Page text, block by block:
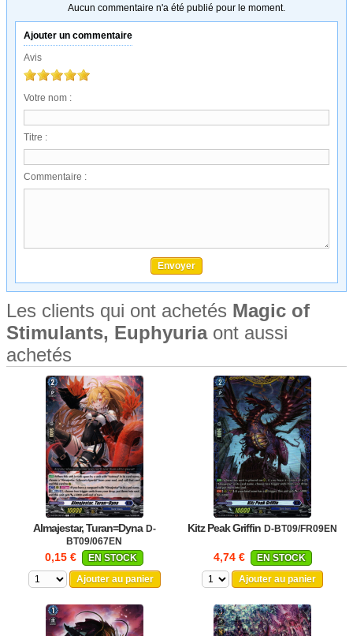
Aucun commentaire n'a été publié pour le moment.
Ajouter un commentaire
Avis
Votre nom :
Titre :
Commentaire :
Les clients qui ont achetés Magic of
Stimulants, Euphyuriaont aussi
achetés
Almajestar, Turan=Dyna D-
BT09/067EN
0,15 €
EN STOCK
Ajouter au panier
Kitz Peak Griffin D-BT09/FR09EN
4,74 €
EN STOCK
Ajouter au panier